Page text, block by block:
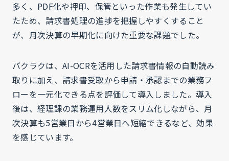
多く、PDF化や押印、保管といった作業も発生してい
たため、請求書処理の進捗を把握しやすくすること
が、月次決算の早期化に向けた重要な課題でした。
バクラクは、AI-OCRを活用した請求書情報の自動読み
取りに加え、請求書受取から申請・承認までの業務フ
ローを一元化できる点を評価して導入しました。導入
後は、経理課の業務運用人数をスリム化しながら、月
次決算も5営業日から4営業日へ短縮できるなど、効果
を感じています。